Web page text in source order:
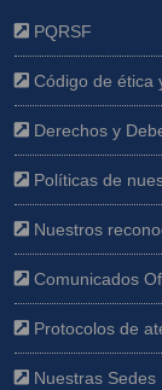
PQRSF
Código de ética
Derechos y
Políticas de
Nuestros
Comunicados
Protocolos de
Nuestras Sedes